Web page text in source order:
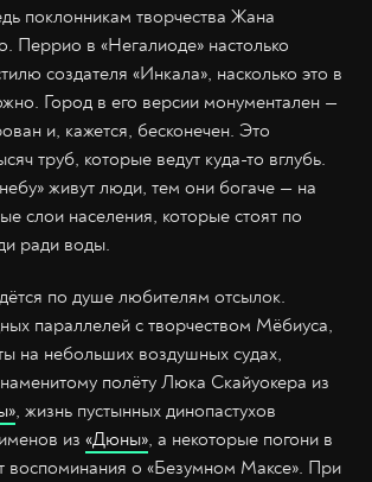
поклонникам творчества Жана
Перрио в «Негалиоде» настолько
создателя «Инкала», насколько это в
Город в его версии монументален —
и, кажется, бесконечен. Это
труб, которые ведут куда-то вглубь.
живут люди, тем они богаче — на
слои населения, которые стоят по
ради воды.
по душе любителям отсылок.
параллелей с творчеством Мёбиуса,
на небольших воздушных судах,
полёту Люка Скайуокера из
, жизнь пустынных динопастухов
из «Дюны», а некоторые погони в
воспоминания о «Безумном Максе». При